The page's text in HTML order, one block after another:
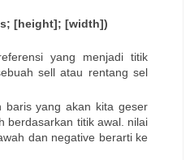
[height]; [width])
yang menjadi titik
sell atau rentang sel
baris yang akan kita geser
berdasarkan titik awal. nilai
dan negative berarti ke